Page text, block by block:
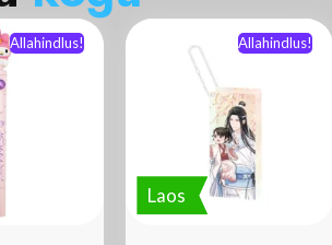
Allahindlus!
Laos
Allahindlus!